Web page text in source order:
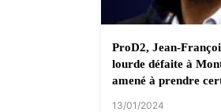
ProD2, Jean-
lourde défaite à
amené à prendre
13/01/2024